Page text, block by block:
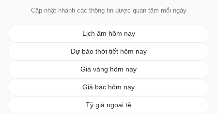
Cập nhật nhanh các thông tin được quan tâm mỗi ngày
Lịch âm hôm nay
Dự báo thời tiết hôm nay
Giá vàng hôm nay
Giá bạc hôm nay
Tỷ giá ngoại tệ